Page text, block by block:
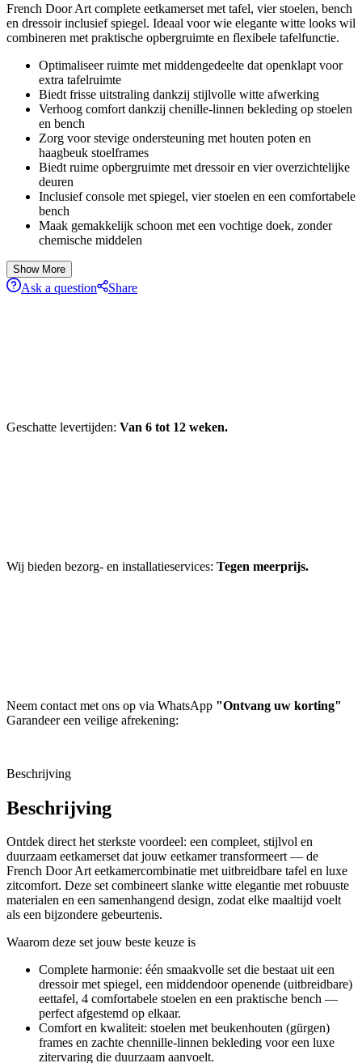
5
based
on
customer
rating
French Door Art complete eetkamerset met tafel, vier stoelen, bench
en dressoir inclusief spiegel. Ideaal voor wie elegante witte looks wil
combineren met praktische opbergruimte en flexibele tafelfunctie.
Optimaliseer ruimte met middengedeelte dat openklapt voor
extra tafelruimte
Biedt frisse uitstraling dankzij stijlvolle witte afwerking
Verhoog comfort dankzij chenille‑linnen bekleding op stoelen
en bench
Zorg voor stevige ondersteuning met houten poten en
haagbeuk stoelframes
Biedt ruime opbergruimte met dressoir en vier overzichtelijke
deuren
Inclusief console met spiegel, vier stoelen en een comfortabele
bench
Maak gemakkelijk schoon met een vochtige doek, zonder
chemische middelen
Show More
Ask a question Share
Geschatte levertijden: Van 6 tot 12 weken.
Wij bieden bezorg- en installatieservices: Tegen meerprijs.
Neem contact met ons op via WhatsApp "Ontvang uw korting"
Garandeer een veilige afrekening:
Beschrijving
Beschrijving
Ontdek direct het sterkste voordeel: een compleet, stijlvol en
duurzaam eetkamerset dat jouw eetkamer transformeert — de
French Door Art eetkamercombinatie met uitbreidbare tafel en luxe
zitcomfort. Deze set combineert slanke witte elegantie met robuuste
materialen en een samenhangend design, zodat elke maaltijd voelt
als een bijzondere gebeurtenis.
Waarom deze set jouw beste keuze is
Complete harmonie: één smaakvolle set die bestaat uit een
dressoir met spiegel, een middendoor openende (uitbreidbare)
eettafel, 4 comfortabele stoelen en een praktische bench —
perfect afgestemd op elkaar.
Comfort en kwaliteit: stoelen met beukenhouten (gürgen)
frames en zachte chennille-linnen bekleding voor een luxe
zitervaring die duurzaam aanvoelt.